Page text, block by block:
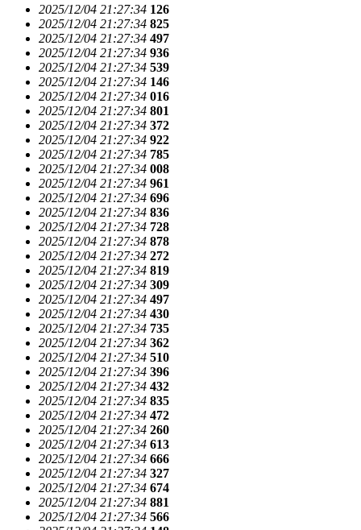
2025/12/04 21:27:34 126
2025/12/04 21:27:34 825
2025/12/04 21:27:34 497
2025/12/04 21:27:34 936
2025/12/04 21:27:34 539
2025/12/04 21:27:34 146
2025/12/04 21:27:34 016
2025/12/04 21:27:34 801
2025/12/04 21:27:34 372
2025/12/04 21:27:34 922
2025/12/04 21:27:34 785
2025/12/04 21:27:34 008
2025/12/04 21:27:34 961
2025/12/04 21:27:34 696
2025/12/04 21:27:34 836
2025/12/04 21:27:34 728
2025/12/04 21:27:34 878
2025/12/04 21:27:34 272
2025/12/04 21:27:34 819
2025/12/04 21:27:34 309
2025/12/04 21:27:34 497
2025/12/04 21:27:34 430
2025/12/04 21:27:34 735
2025/12/04 21:27:34 362
2025/12/04 21:27:34 510
2025/12/04 21:27:34 396
2025/12/04 21:27:34 432
2025/12/04 21:27:34 835
2025/12/04 21:27:34 472
2025/12/04 21:27:34 260
2025/12/04 21:27:34 613
2025/12/04 21:27:34 666
2025/12/04 21:27:34 327
2025/12/04 21:27:34 674
2025/12/04 21:27:34 881
2025/12/04 21:27:34 566